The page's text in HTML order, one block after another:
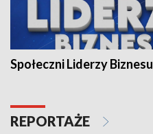
Społeczni Liderzy Biznesu
REPORTAŻE